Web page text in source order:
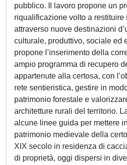
pubblico. Il lavoro propone un
riqualificazione volto a
attraverso nuove destinazioni
culturale, produttivo, sociale ed
propone l’inserimento della
ampio programma di recupero
appartenute alla certosa, con
rete sentieristica, gestire in
patrimonio forestale e
architetture rurali del territorio.
alcune linee guida per mettere
patrimonio medievale della
XIX secolo in residenza di
di proprietà, oggi dispersi in